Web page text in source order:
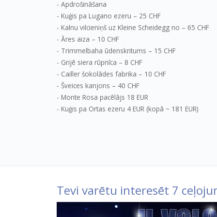
Apdrošināšana
Kuģis pa Lugano ezeru – 25 CHF
Kalnu vilcieniņš uz Kleine Scheidegg no – 65 CHF
Āres aiza – 10 CHF
Trimmelbaha ūdenskritums – 15 CHF
Grijē siera rūpnīca – 8 CHF
Cailler šokolādes fabrika – 10 CHF
Šveices kanjons – 40 CHF
Monte Rosa pacēlājs 18 EUR
Kuģis pa Ortas ezeru 4 EUR (kopā ~ 181 EUR)
Tevi varētu interesēt 7